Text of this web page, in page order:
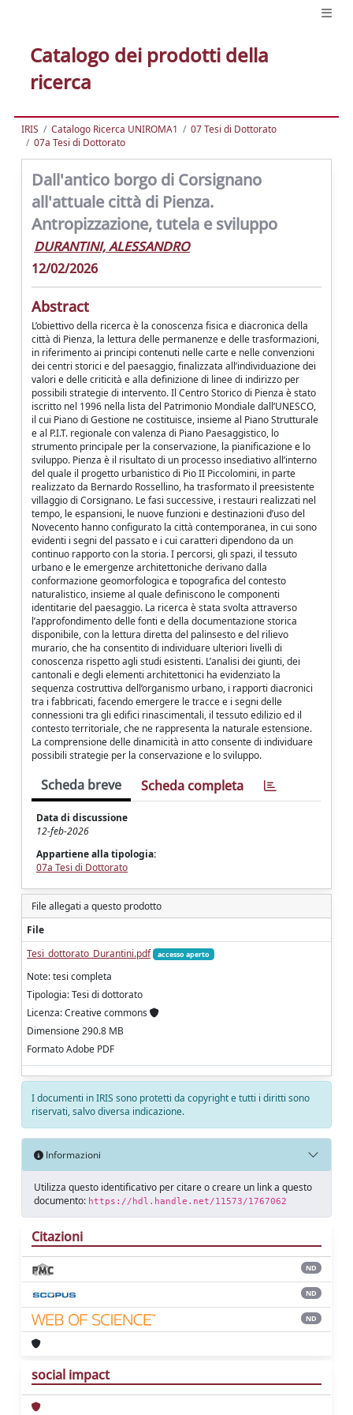
Catalogo dei prodotti della
ricerca
IRIS Catalogo Ricerca UNIROMA1
07 Tesi di Dottorato
07a Tesi di Dottorato
Dall'antico borgo di Corsignano
all'attuale città di Pienza.
Antropizzazione, tutela e sviluppo
DURANTINI, ALESSANDRO
12/02/2026
Abstract
L’obiettivo della ricerca è la conoscenza fisica e diacronica della
città di Pienza, la lettura delle permanenze e delle trasformazioni,
in riferimento ai principi contenuti nelle carte e nelle convenzioni
dei centri storici e del paesaggio, finalizzata all’individuazione dei
valori e delle criticità e alla definizione di linee di indirizzo per
possibili strategie di intervento. Il Centro Storico di Pienza è stato
iscritto nel 1996 nella lista del Patrimonio Mondiale dall’UNESCO,
il cui Piano di Gestione ne costituisce, insieme al Piano Strutturale
e al P.I.T. regionale con valenza di Piano Paesaggistico, lo
strumento principale per la conservazione, la pianificazione e lo
sviluppo. Pienza è il risultato di un processo insediativo all’interno
del quale il progetto urbanistico di Pio II Piccolomini, in parte
realizzato da Bernardo Rossellino, ha trasformato il preesistente
villaggio di Corsignano. Le fasi successive, i restauri realizzati nel
tempo, le espansioni, le nuove funzioni e destinazioni d’uso del
Novecento hanno configurato la città contemporanea, in cui sono
evidenti i segni del passato e i cui caratteri dipendono da un
continuo rapporto con la storia. I percorsi, gli spazi, il tessuto
urbano e le emergenze architettoniche derivano dalla
conformazione geomorfologica e topografica del contesto
naturalistico, insieme al quale definiscono le componenti
identitarie del paesaggio. La ricerca è stata svolta attraverso
l’approfondimento delle fonti e della documentazione storica
disponibile, con la lettura diretta del palinsesto e del rilievo
murario, che ha consentito di individuare ulteriori livelli di
conoscenza rispetto agli studi esistenti. L’analisi dei giunti, dei
cantonali e degli elementi architettonici ha evidenziato la
sequenza costruttiva dell’organismo urbano, i rapporti diacronici
tra i fabbricati, facendo emergere le tracce e i segni delle
connessioni tra gli edifici rinascimentali, il tessuto edilizio ed il
contesto territoriale, che ne rappresenta la naturale estensione.
La comprensione delle dinamicità in atto consente di individuare
possibili strategie per la conservazione e lo sviluppo.
Scheda breve Scheda completa
Data di discussione
12-feb-2026
Appartiene alla tipologia:
07a Tesi di Dottorato
File allegati a questo prodotto
File
Tesi_dottorato_Durantini.pdf
accesso aperto
Note: tesi completa
Tipologia: Tesi di dottorato
Licenza: Creative commons
Dimensione 290.8 MB
Formato Adobe PDF
I documenti in IRIS sono protetti da copyright e tutti i diritti sono
riservati, salvo diversa indicazione.
Informazioni
Utilizza questo identificativo per citare o creare un link a questo
documento: https://hdl.handle.net/11573/1767062
Citazioni
ND
ND
ND
social impact